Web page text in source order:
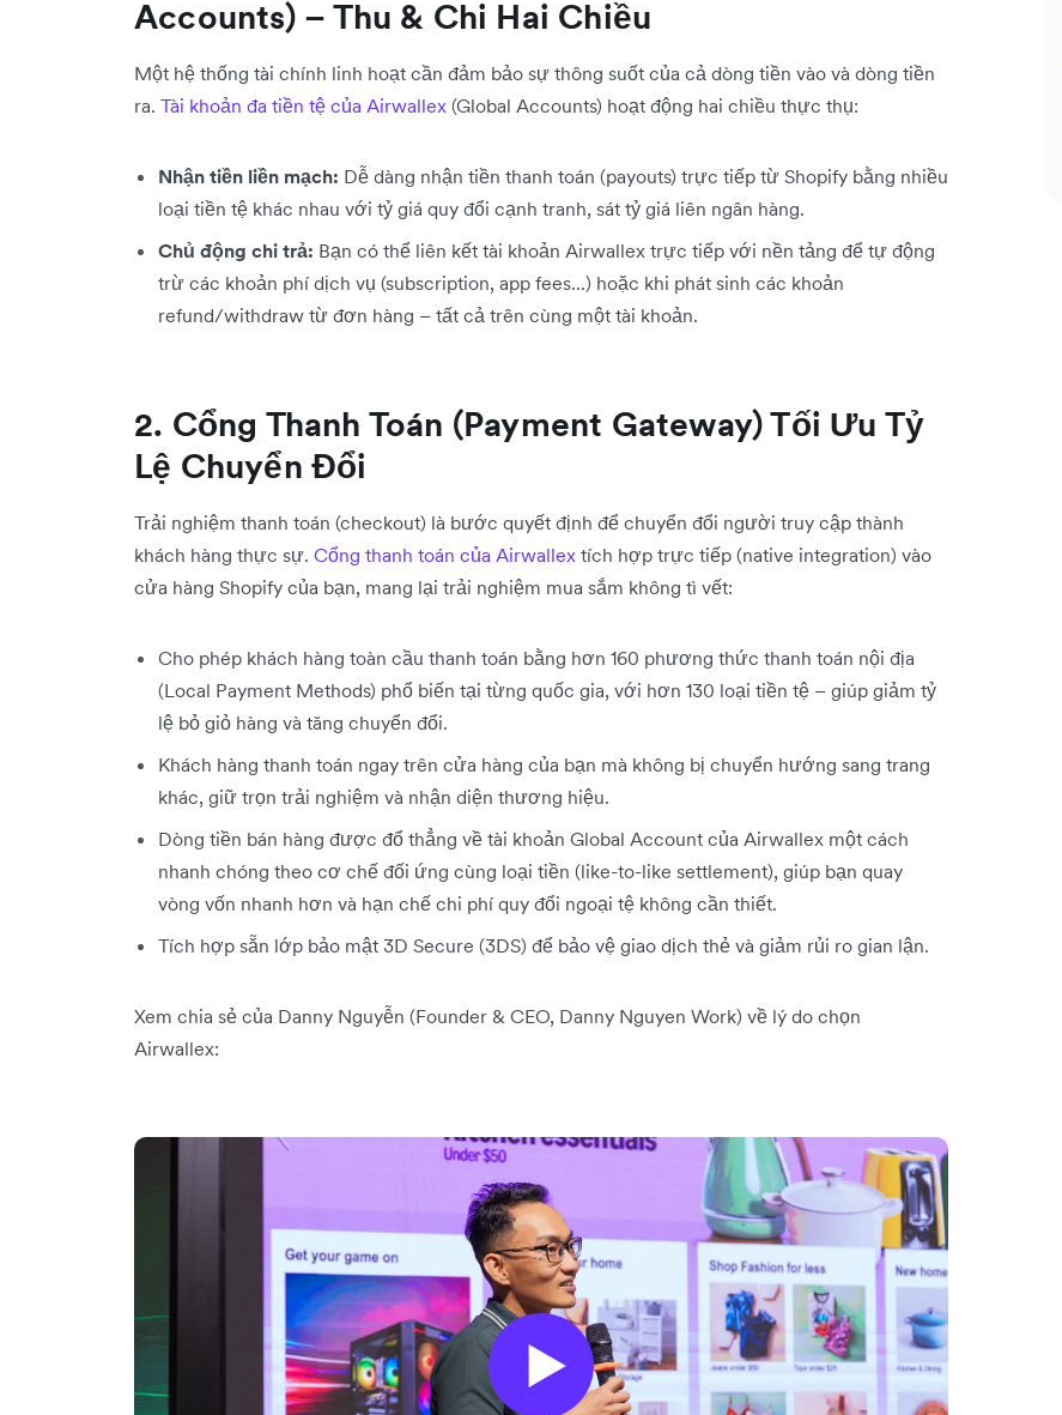
Accounts) – Thu & Chi Hai Chiều
Một hệ thống tài chính linh hoạt cần đảm bảo sự thông suốt của cả dòng tiền vào và dòng tiền
ra. Tài khoản đa tiền tệ của Airwallex (Global Accounts) hoạt động hai chiều thực thụ:
Nhận tiền liền mạch: Dễ dàng nhận tiền thanh toán (payouts) trực tiếp từ Shopify bằng nhiều
loại tiền tệ khác nhau với tỷ giá quy đổi cạnh tranh, sát tỷ giá liên ngân hàng.
Chủ động chi trả: Bạn có thể liên kết tài khoản Airwallex trực tiếp với nền tảng để tự động
trừ các khoản phí dịch vụ (subscription, app fees...) hoặc khi phát sinh các khoản
refund/withdraw từ đơn hàng – tất cả trên cùng một tài khoản.
2. Cổng Thanh Toán (Payment Gateway) Tối Ưu Tỷ
Lệ Chuyển Đổi
Trải nghiệm thanh toán (checkout) là bước quyết định để chuyển đổi người truy cập thành
khách hàng thực sự. Cổng thanh toán của Airwallex tích hợp trực tiếp (native integration) vào
cửa hàng Shopify của bạn, mang lại trải nghiệm mua sắm không tì vết:
Cho phép khách hàng toàn cầu thanh toán bằng hơn 160 phương thức thanh toán nội địa
(Local Payment Methods) phổ biến tại từng quốc gia, với hơn 130 loại tiền tệ – giúp giảm tỷ
lệ bỏ giỏ hàng và tăng chuyển đổi.
Khách hàng thanh toán ngay trên cửa hàng của bạn mà không bị chuyển hướng sang trang
khác, giữ trọn trải nghiệm và nhận diện thương hiệu.
Dòng tiền bán hàng được đổ thẳng về tài khoản Global Account của Airwallex một cách
nhanh chóng theo cơ chế đối ứng cùng loại tiền (like-to-like settlement), giúp bạn quay
vòng vốn nhanh hơn và hạn chế chi phí quy đổi ngoại tệ không cần thiết.
Tích hợp sẵn lớp bảo mật 3D Secure (3DS) để bảo vệ giao dịch thẻ và giảm rủi ro gian lận.
Xem chia sẻ của Danny Nguyễn (Founder & CEO, Danny Nguyen Work) về lý do chọn
Airwallex: